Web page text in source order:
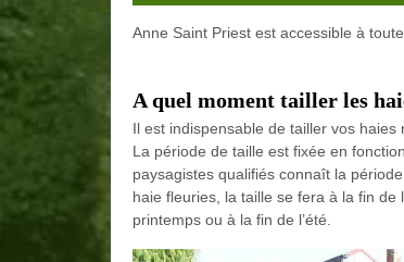
Anne Saint Priest est accessible à
A quel moment tailler les
Il est indispensable de tailler vos
La période de taille est fixée en
paysagistes qualifiés connaît la
haie fleuries, la taille se fera à la fin
printemps ou à la fin de l’été.